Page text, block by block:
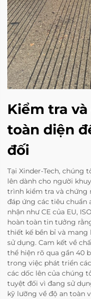
Kiểm tra
toàn diện
đối
Tại Xinder-Tech, chúng
lên dành cho người
trình kiểm tra và chứng
đáp ứng các tiêu chuẩn
nhận như CE của EU,
hoàn toàn tin tưởng
thiết kế bền bỉ và
sử dụng. Cam kết về
thể hiện rõ qua gần 40
trong việc phát triển
các dốc lên của chúng
tuyệt đối vì đang sử
kỹ lưỡng về độ an toàn